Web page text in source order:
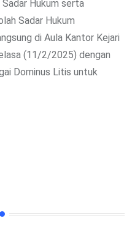
Hukum serta
Sadar Hukum
di Aula Kantor Kejari
(11/2/2025) dengan
Dominus Litis untuk